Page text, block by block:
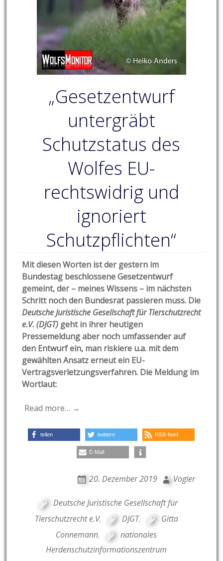
„Gesetzentwurf
untergräbt
Schutzstatus des
Wolfes EU-
rechtswidrig und
ignoriert
Schutzpflichten“
Mit diesen Worten ist der gestern im
Bundestag beschlossene Gesetzentwurf
gemeint, der – meines Wissens – im nächsten
Schritt noch den Bundesrat passieren muss. Die
Deutsche Juristische Gesellschaft für Tierschutzrecht
e.V. (DJGT) geht in ihrer heutigen
Pressemeldung aber noch umfassender auf
den Entwurf ein, man riskiere u.a. mit dem
gewählten Ansatz erneut ein EU-
Vertragsverletzungsverfahren. Die Meldung im
Wortlaut:
Read more… →
teilen twittern RSS-feed
E-Mail
20. Dezember 2019 Vogler
Deutsche Juristische Gesellschaft für
Tierschutzrecht e.V, DJGT,
Gitta
Connemann,
nationales
Herdenschutzinformationszentrum